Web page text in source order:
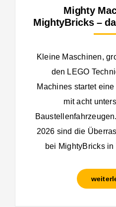
Mighty
MightyBricks –
Kleine Maschinen,
den LEGO
Machines startet
mit acht
2026 sind die
bei MightyBricks